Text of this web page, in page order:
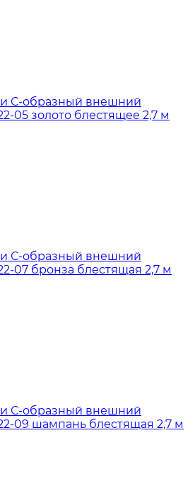
С-образный внешний
05 золото блестящее 2,7 м
С-образный внешний
07 бронза блестящая 2,7 м
С-образный внешний
09 шампань блестящая 2,7 м